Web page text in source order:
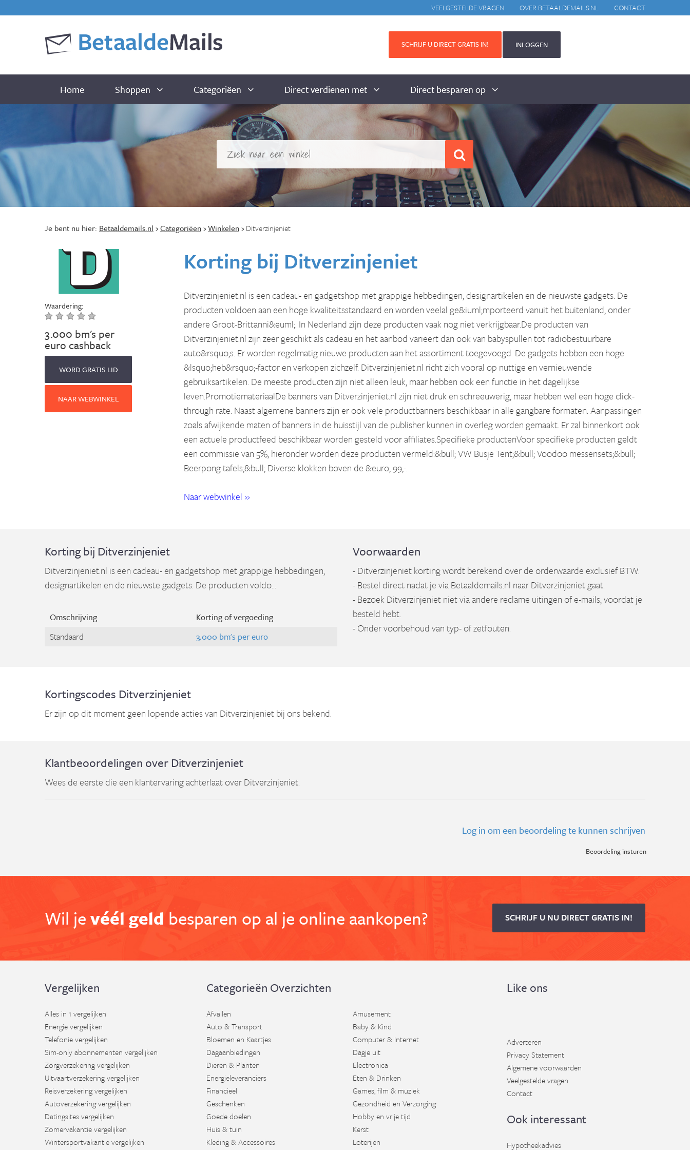
CONTACT
OVER BETAALDEMAILS.NL
VEELGESTELDE VRAGEN
SCHRIJF U DIRECT GRATIS IN! INLOGGEN
Home Shoppen Categoriëen Direct verdienen met Direct besparen op
Je bent nu hier: Betaaldemails.nl ›Categoriëen›Winkelen› Ditverzinjeniet
Waardering:
3.000 bm's per
euro cashback
WORD GRATIS LID
NAAR WEBWINKEL
Korting bij Ditverzinjeniet
Ditverzinjeniet.nl is een cadeau- en gadgetshop met grappige hebbedingen, designartikelen en de nieuwste gadgets. De
producten voldoen aan een hoge kwaliteitsstandaard en worden veelal ge&iuml;mporteerd vanuit het buitenland, onder
andere Groot-Brittanni&euml;. In Nederland zijn deze producten vaak nog niet verkrijgbaar.De producten van
Ditverzinjeniet.nl zijn zeer geschikt als cadeau en het aanbod varieert dan ook van babyspullen tot radiobestuurbare
auto&rsquo;s. Er worden regelmatig nieuwe producten aan het assortiment toegevoegd. De gadgets hebben een hoge
&lsquo;heb&rsquo;-factor en verkopen zichzelf. Ditverzinjeniet.nl richt zich vooral op nuttige en vernieuwende
gebruiksartikelen. De meeste producten zijn niet alleen leuk, maar hebben ook een functie in het dagelijkse
leven.PromotiemateriaalDe banners van Ditverzinjeniet.nl zijn niet druk en schreeuwerig, maar hebben wel een hoge click-
through rate. Naast algemene banners zijn er ook vele productbanners beschikbaar in alle gangbare formaten. Aanpassingen
zoals afwijkende maten of banners in de huisstijl van de publisher kunnen in overleg worden gemaakt. Er zal binnenkort ook
een actuele productfeed beschikbaar worden gesteld voor affiliates.Specifieke productenVoor specifieke producten geldt
een commissie van 5%, hieronder worden deze producten vermeld:&bull; VW Busje Tent;&bull; Voodoo messensets;&bull;
Beerpong tafels;&bull; Diverse klokken boven de &euro; 99,-.
Naar webwinkel »
Korting bij Ditverzinjeniet
Ditverzinjeniet.nl is een cadeau- en gadgetshop met grappige hebbedingen,
designartikelen en de nieuwste gadgets. De producten voldo...
Omschrijving
Korting of vergoeding
Standaard
3.000 bm's per euro
Voorwaarden
- Ditverzinjeniet korting wordt berekend over de orderwaarde exclusief BTW.
- Bestel direct nadat je via Betaaldemails.nl naar Ditverzinjeniet gaat.
- Bezoek Ditverzinjeniet niet via andere reclame uitingen of e-mails, voordat je
besteld hebt.
- Onder voorbehoud van typ- of zetfouten.
Kortingscodes Ditverzinjeniet
Er zijn op dit moment geen lopende acties van Ditverzinjeniet bij ons bekend.
Klantbeoordelingen over Ditverzinjeniet
Wees de eerste die een klantervaring achterlaat over Ditverzinjeniet.
Log in om een beoordeling te kunnen schrijven
Beoordeling insturen
Wil jevéél geld besparen op al je online aankopen? SCHRIJF U NU DIRECT GRATIS IN!
Vergelijken
Alles in 1 vergelijken
Energie vergelijken
Telefonie vergelijken
Sim-only abonnementen vergelijken
Zorgverzekering vergelijken
Uitvaartverzekering vergelijken
Reisverzekering vergelijken
Autoverzekering vergelijken
Datingsites vergelijken
Zomervakantie vergelijken
Wintersportvakantie vergelijken
Categorieën Overzichten
Afvallen
Auto & Transport
Bloemen en Kaartjes
Dagaanbiedingen
Dieren & Planten
Energieleveranciers
Financieel
Geschenken
Goede doelen
Huis & tuin
Kleding & Accessoires
Amusement
Baby & Kind
Computer & Internet
Dagje uit
Electronica
Eten & Drinken
Games, film & muziek
Gezondheid en Verzorging
Hobby en vrije tijd
Kerst
Loterijen
Like ons
Adverteren
Privacy Statement
Algemene voorwaarden
Veelgestelde vragen
Contact
Ook interessant
Hypotheekadvies